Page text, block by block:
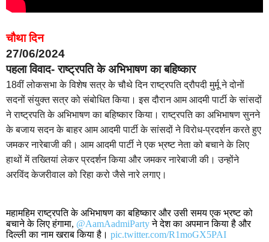
चौथा दिन
27/06/2024
पहला विवाद- राष्ट्रपति के अभिभाषण का बहिष्कार
18वीं लोकसभा के विशेष सत्र के चौथे दिन राष्ट्रपति द्रौपदी मुर्मू ने दोनों
सदनों संयुक्त सत्र को संबोधित किया। इस दौरान आम आदमी पार्टी के सांसदों
ने राष्ट्रपति के अभिभाषण का बहिष्कार किया। राष्ट्रपति का अभिभाषण सुनने
के बजाय सदन के बाहर आम आदमी पार्टी के सांसदों ने विरोध-प्रदर्शन करते हुए
जमकर नारेबाजी की। आम आदमी पार्टी ने एक भ्रष्ट नेता को बचाने के लिए
हाथों में तख्तियां लेकर प्रदर्शन किया और जमकर नारेबाजी की। उन्होंने
अरविंद केजरीवाल को रिहा करो जैसे नारे लगाए।
महामहिम राष्ट्रपति के अभिभाषण का बहिष्कार और उसी समय एक भ्रष्ट को
बचाने के लिए हंगामा, @AamAadmiPartyने देश का अपमान किया है और
दिल्ली का नाम खराब किया है। pic.twitter.com/R1moGX5PAI